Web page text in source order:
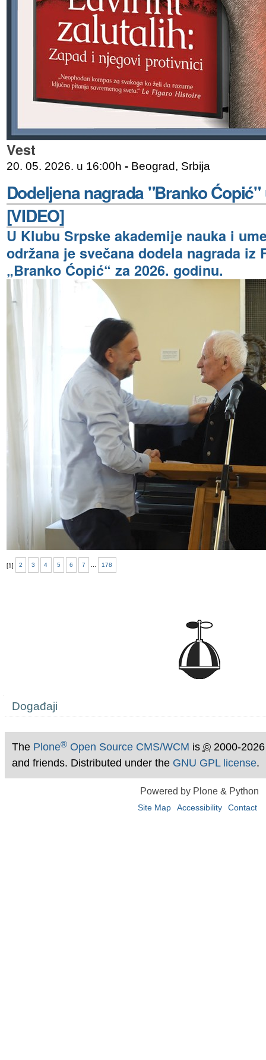
Vest
20. 05. 2026. u 16:00h - Beograd, Srbija
Dodeljena nagrada "Branko Ćopić"
[VIDEO]
U Klubu Srpske akademije nauka i
održana je svečana dodela nagrada iz
„Branko Ćopić“ za 2026. godinu.
[1] 2 3 4 5 6 7 ... 178
Događaji
The Plone®Open Source CMS/WCM is ©2000-
and friends. Distributed under the GNU GPL license.
Powered by Plone & Python
Site Map Accessibility Contact